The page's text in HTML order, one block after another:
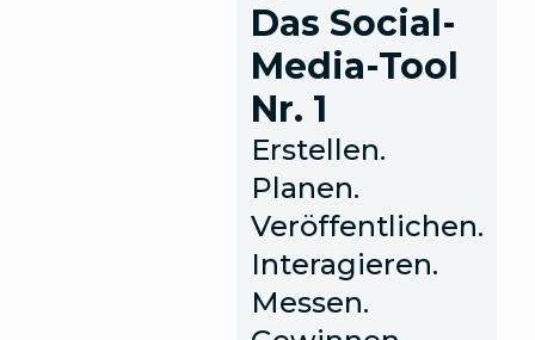
Das Social-
Media-Tool
Nr. 1
Erstellen.
Planen.
Veröffentlichen.
Interagieren.
Messen.